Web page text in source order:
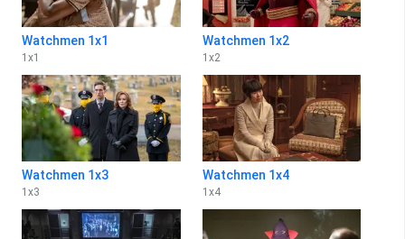
Watchmen 1x1
1 x1
Watchmen 1x2
1 x2
Watchmen 1x3
1 x3
Watchmen 1x4
1 x4